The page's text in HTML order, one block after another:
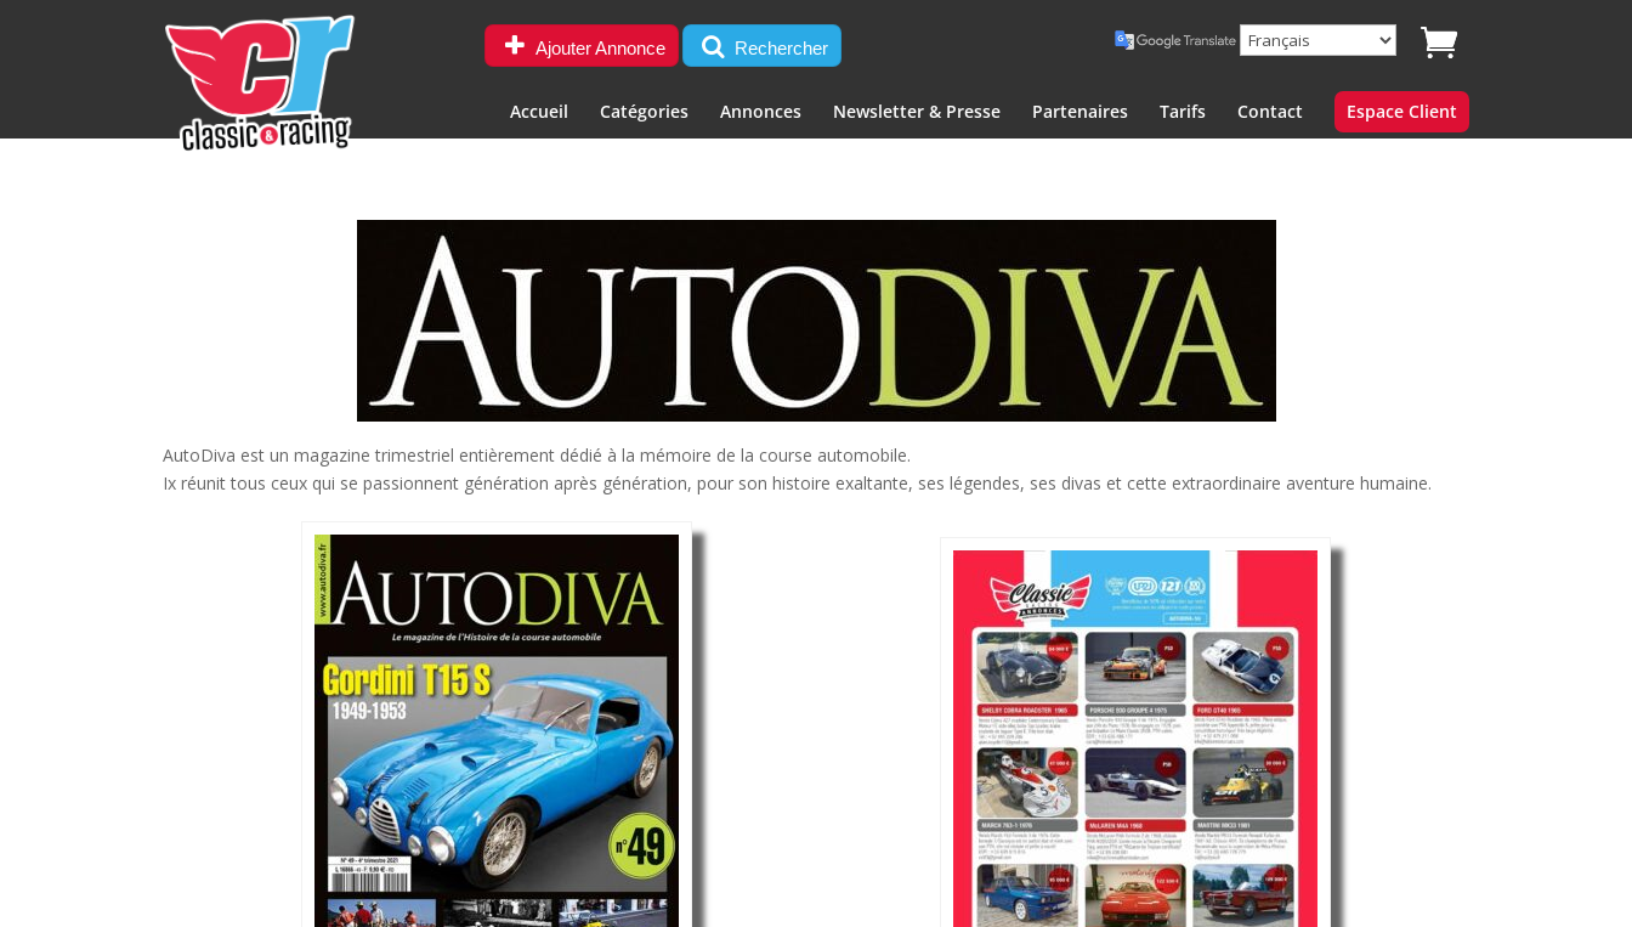
Ajouter Annonce Rechercher
Accueil Catégories Annonces Newsletter & Presse Partenaires Tarifs Contact Espace Client
AutoDiva est un magazine trimestriel entièrement dédié à la mémoire de la course automobile.
Ix réunit tous ceux qui se passionnent génération après génération, pour son histoire exaltante, ses légendes, ses divas et cette extraordinaire aventure humaine.